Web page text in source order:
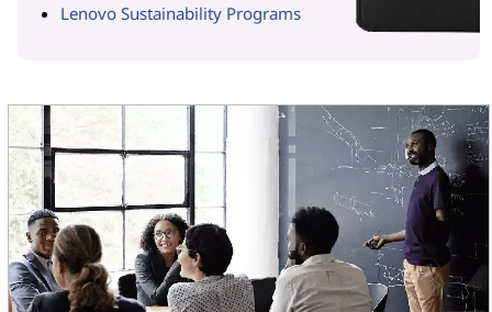
Lenovo Sustainability Programs